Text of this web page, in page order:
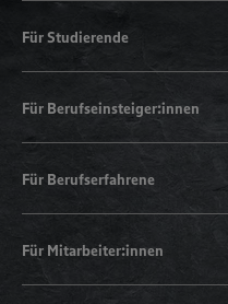
Für Studierende
Für Berufseinsteiger:innen
Für Berufserfahrene
Für Mitarbeiter:innen